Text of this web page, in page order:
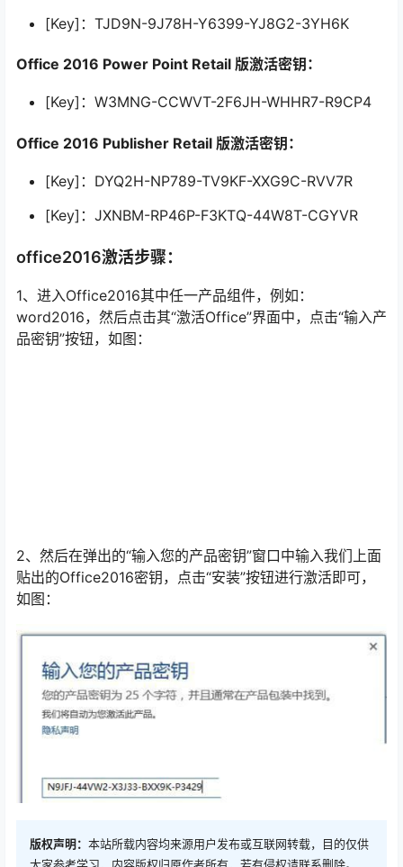
[Key]：TJD9N-9J78H-Y6399-YJ8G2-3YH6K
Office 2016 Power Point Retail 版激活密钥：
[Key]：W3MNG-CCWVT-2F6JH-WHHR7-R9CP4
Office 2016 Publisher Retail 版激活密钥：
[Key]：DYQ2H-NP789-TV9KF-XXG9C-RVV7R
[Key]：JXNBM-RP46P-F3KTQ-44W8T-CGYVR
office2016激活步骤：
1、进入Office2016其中任一产品组件，例如：
word2016，然后点击其“激活Office”界面中，点击“输入产
品密钥”按钮，如图：
2、然后在弹出的“输入您的产品密钥”窗口中输入我们上面
贴出的Office2016密钥，点击“安装”按钮进行激活即可，
如图：